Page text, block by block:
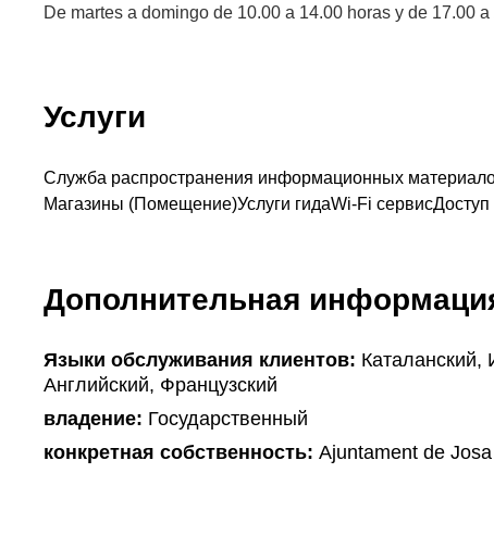
De martes a domingo de 10.00 a 14.00 horas y de 17.00 a
Услуги
Служба распространения информационных
Магазины (Помещение)Услуги гидаWi-Fi сервисДоступ
Дополнительная
Языки обслуживания клиентов: Каталанский,
Английский, Французский
владение: Государственный
конкретная собственность: Ajuntament de